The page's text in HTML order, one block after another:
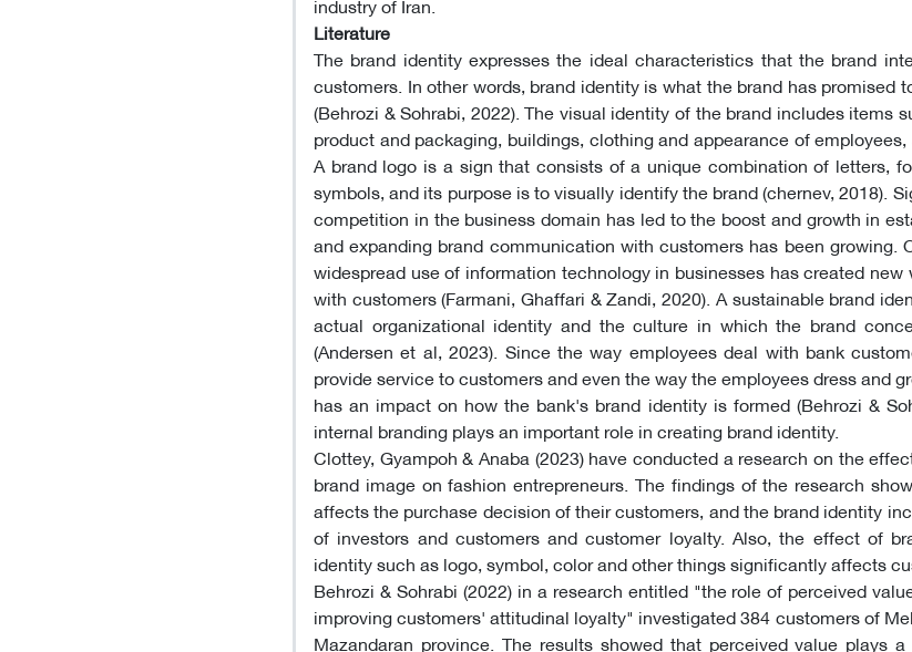
Literature
The brand identity expresses the ideal characteristics that the brand
customers. In other words, brand identity is what the brand has promised
(Behrozi & Sohrabi, 2022). The visual identity of the brand includes items
product and packaging, buildings, clothing and appearance of
A brand logo is a sign that consists of a unique combination of letters,
symbols, and its purpose is to visually identify the brand (chernev, 2018).
competition in the business domain has led to the boost and growth in
and expanding brand communication with customers has been growing.
widespread use of information technology in businesses has created
with customers (Farmani, Ghaffari & Zandi, 2020). A sustainable brand
actual organizational identity and the culture in which the brand
(Andersen et al, 2023). Since the way employees deal with bank
provide service to customers and even the way the employees dress and
has an impact on how the bank's brand identity is formed (Behrozi &
internal branding plays an important role in creating brand identity.
Clottey, Gyampoh & Anaba (2023) have conducted a research on the
brand image on fashion entrepreneurs. The findings of the research
affects the purchase decision of their customers, and the brand identity
of investors and customers and customer loyalty. Also, the effect of
identity such as logo, symbol, color and other things significantly affects
Behrozi & Sohrabi (2022) in a research entitled "the role of perceived
improving customers' attitudinal loyalty" investigated 384 customers of
Mazandaran province. The results showed that perceived value plays